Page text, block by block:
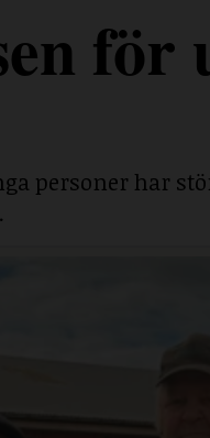
för
personer har